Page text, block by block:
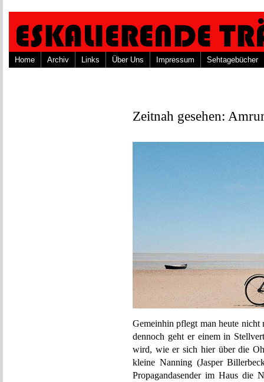
Home Archiv Links Über Uns Impressum Sehtagebücher
Zeitnah gesehen:
Gemeinhin pflegt man heute nicht
dennoch geht er einem in
wird, wie er sich hier über die
kleine Nanning (Jasper
Propagandasender im Haus die